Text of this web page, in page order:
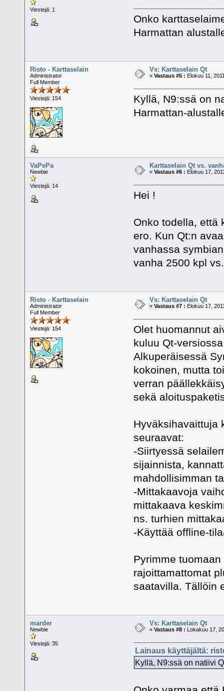
Viestejä: 1
Onko
Harmattan
Risto - Karttaselain
Administrator
Full Member
Viestejä: 154
Vs: Karttaselain Qt
«Vastaus #5 : Elokuu 11,
Kyllä, N9:ssä on
Harmattan-
VaPePa
Newbie
Viestejä: 14
Karttaselain Qt vs.
«Vastaus #6 : Elokuu 17,
Hei !
Onko todella, että
ero. Kun Qt:n
vanhassa
vanha 2500 kpl
Risto - Karttaselain
Administrator
Full Member
Viestejä: 154
Vs: Karttaselain Qt
«Vastaus #7 : Elokuu 17,
Olet huomannut
kuluu Qt-
Alkuperäisessä
kokoinen, mutta
verran
sekä
Hyväksihavaittuja
seuraavat:
-Siirtyessä
sijainnista,
mahdollisimman
-Mittakaavoja
mittakaava
ns. turhien
-Käyttää offline-
Pyrimme
rajoittamattomat
saatavilla. Tällöin
marder
Newbie
Viestejä: 35
Vs: Karttaselain Qt
«Vastaus #8 : Lokakuu 17,
Lainaus käyttäjältä:
Kyllä, N9:ssä on natiivi